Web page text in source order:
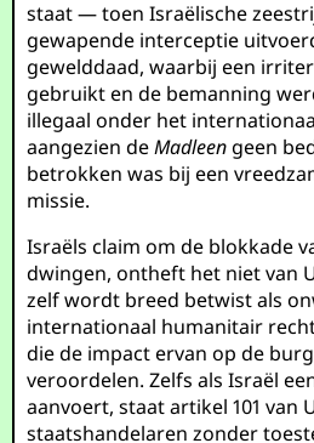
staat — toen Israëlische
gewapende interceptie
gewelddaad, waarbij een
gebruikt en de bemanning
illegaal onder het
aangezien deMadleen geen
betrokken was bij een
missie.
Israëls claim om de blokkade
dwingen, ontheft het niet van
zelf wordt breed betwist als
internationaal humanitair
die de impact ervan op de
veroordelen. Zelfs als Israël
aanvoert, staat artikel 101 van
staatshandelaren zonder